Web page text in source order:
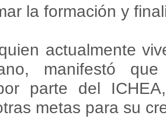
la formación y
actualmente
manifestó
parte del
metas para su